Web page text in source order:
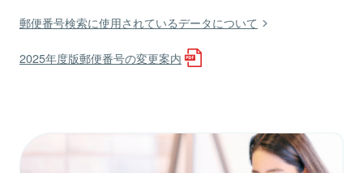
郵便番号検索に使用されているデータについて
2025年度版郵便番号の変更案内